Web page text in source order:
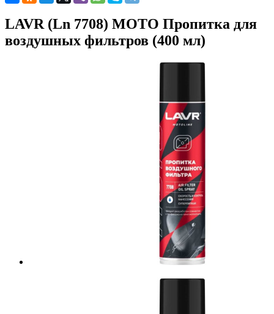
LAVR (Ln 7708) МОТО Пропитка для
воздушных фильтров (400 мл)